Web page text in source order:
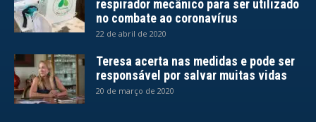
respirador mecânico para ser utilizado
no combate ao coronavírus
22 de abril de 2020
Teresa acerta nas medidas e pode ser
responsável por salvar muitas vidas
20 de março de 2020